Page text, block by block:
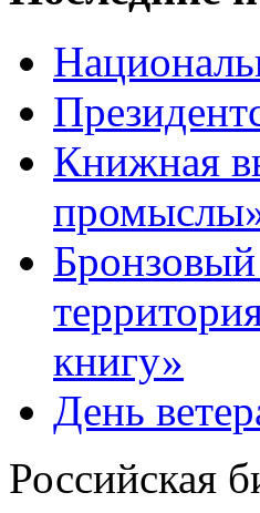
Книжная
книгу»
День
Российская